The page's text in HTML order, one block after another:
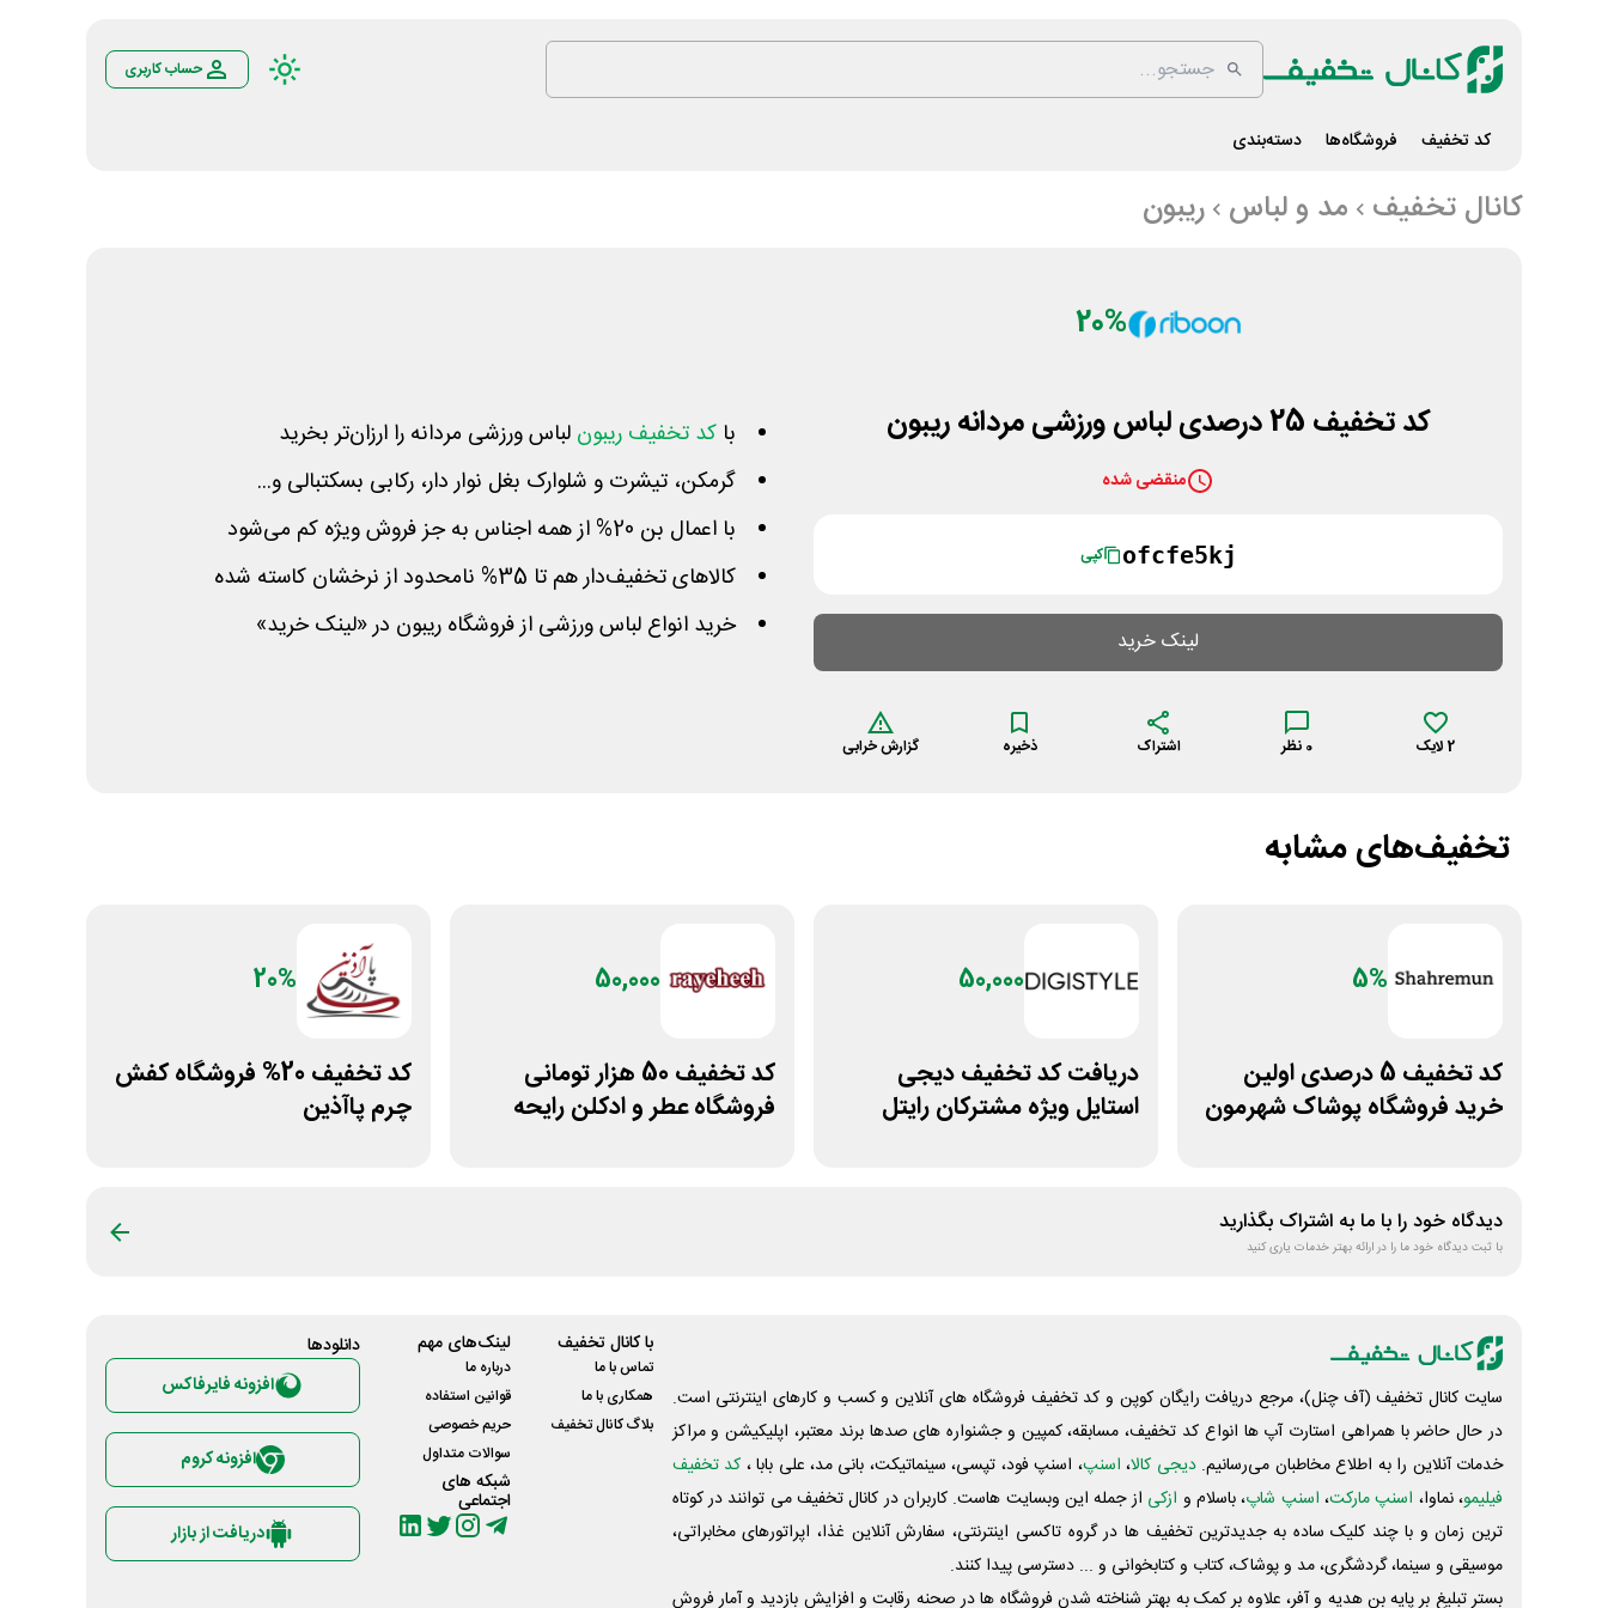
حساب کاربری
کد تخفیف فروشگاه‌ها دسته‌بندی
کانال تخفیف مد و لباس ریبون
20%
کد تخفیف 25 درصدی لباس ورزشی مردانه ریبون
منقضی شده
ofcfe5kj کپی
لینک خرید
2 لایک 0 نظر اشتراک ذخیره گزارش خرابی
با کد تخفیف ریبون لباس ورزشی مردانه را ارزان‌تر بخرید
گرمکن، تیشرت و شلوارک بغل نوار دار، رکابی بسکتبالی و...
با اعمال بن 20% از همه اجناس به جز فروش ویژه کم می‌شود
کالاهای تخفیف‌دار هم تا 35% نامحدود از نرخشان کاسته شده
خرید انواع لباس ورزشی از فروشگاه ریبون در «لینک خرید»
تخفیف‌های مشابه
5%
کد تخفیف 5 درصدی اولین
خرید فروشگاه پوشاک شهرمون
50,000
دریافت کد تخفیف دیجی
استایل ویژه مشترکان رایتل
50,000
کد تخفیف 50 هزار تومانی
فروشگاه عطر و ادکلن رایحه
20%
کد تخفیف 20% فروشگاه کفش
چرم پاآذین
دیدگاه خود را با ما به اشتراک بگذارید
با ثبت دیدگاه خود ما را در ارائه بهتر خدمات یاری کنید
سایت کانال تخفیف (آف چنل)، مرجع دریافت رایگان کوپن و کد تخفیف فروشگاه های آنلاین و کسب و‌ کارهای اینترنتی است.
در حال حاضر با همراهی استارت آپ ها انواع کد تخفیف، مسابقه، کمپین و جشنواره های صدها برند معتبر، اپلیکیشن و مراکز
خدمات آنلاین را به اطلاع مخاطبان می‌رسانیم. دیجی کالا، اسنپ، اسنپ فود، تپسی، سینماتیکت، بانی مد، علی‌ بابا ، کد تخفیف
فیلیمو، نماوا، اسنپ مارکت، اسنپ شاپ، باسلام و ازکی از جمله این وبسایت ‌هاست. کاربران در کانال تخفیف می توانند در کوتاه
ترین زمان و با چند کلیک ساده به جدیدترین تخفیف ها در گروه تاکسی اینترنتی، سفارش آنلاین غذا، اپراتورهای مخابراتی،
موسیقی و سینما، گردشگری، مد و پوشاک، کتاب و کتابخوانی و ... دسترسی پیدا کنند.
بستر تبلیغ بر پایه بن هدیه و آفر، علاوه بر کمک به بهتر شناخته شدن فروشگاه ها در صحنه رقابت و افزایش بازدید و آمار فروش
با کانال تخفیف
تماس با ما
همکاری با ما
بلاگ کانال تخفیف
لینک‌های مهم
درباره ما
قوانین استفاده
حریم خصوصی
سوالات متداول
شبکه های
اجتماعی
دانلود‌ها
افزونه فایرفاکس
افزونه کروم
دریافت از بازار